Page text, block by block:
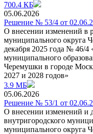
700.4 КБ
05.06.2026
Решение № 53/4 от
О внесении изменений в
муниципального округа
декабря 2025 года № 46/4
муниципального
Черемушки в городе
2027 и 2028 годов»
3.9 МБ
05.06.2026
Решение № 53/1 от
О внесении изменений и
внутригородского
муниципального округа